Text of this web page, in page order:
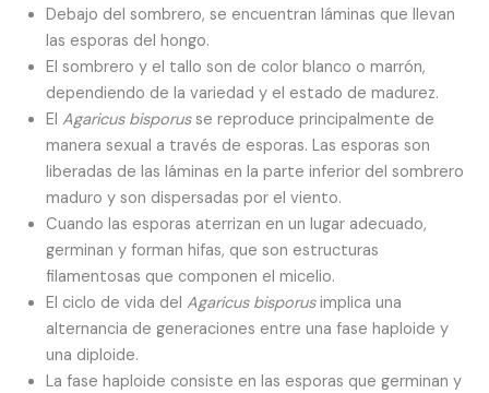
Debajo del sombrero, se encuentran láminas que llevan
las esporas del hongo.
El sombrero y el tallo son de color blanco o marrón,
dependiendo de la variedad y el estado de madurez.
ElAgaricus bisporusse reproduce principalmente de
manera sexual a través de esporas. Las esporas son
liberadas de las láminas en la parte inferior del sombrero
maduro y son dispersadas por el viento.
Cuando las esporas aterrizan en un lugar adecuado,
germinan y forman hifas, que son estructuras
filamentosas que componen el micelio.
El ciclo de vida delAgaricus bisporusimplica una
alternancia de generaciones entre una fase haploide y
una diploide.
La fase haploide consiste en las esporas que germinan y